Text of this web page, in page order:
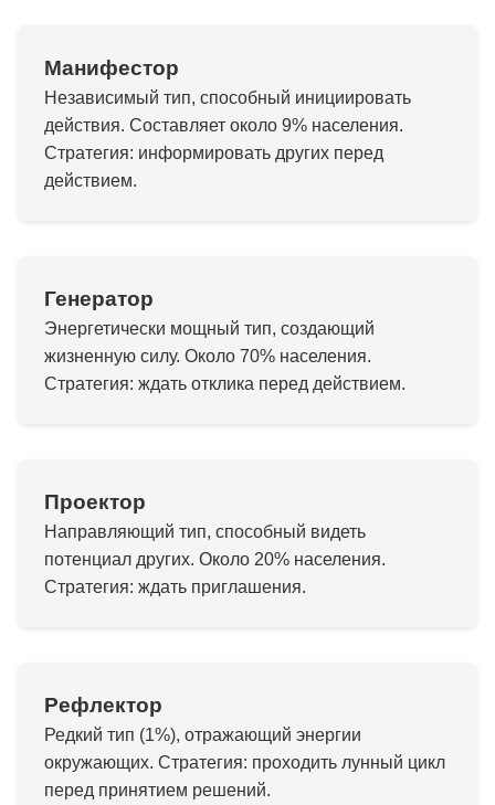
Манифестор
Независимый тип, способный инициировать
действия. Составляет около 9% населения.
Стратегия: информировать других перед
действием.
Генератор
Энергетически мощный тип, создающий
жизненную силу. Около 70% населения.
Стратегия: ждать отклика перед действием.
Проектор
Направляющий тип, способный видеть
потенциал других. Около 20% населения.
Стратегия: ждать приглашения.
Рефлектор
Редкий тип (1%), отражающий энергии
окружающих. Стратегия: проходить лунный цикл
перед принятием решений.